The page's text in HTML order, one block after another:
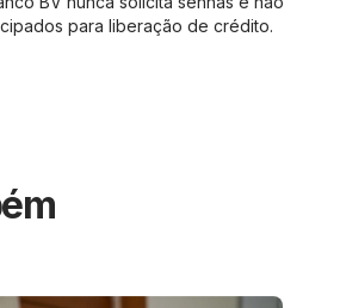
para liberação de crédito.